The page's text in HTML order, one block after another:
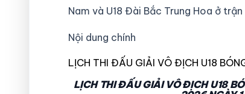
Nam và U18 Đài Bắc Trung Hoa ở
Nội dung chính
LỊCH THI ĐẤU GIẢI VÔ ĐỊCH U18
LỊCH THI ĐẤU GIẢI VÔ ĐỊCH U18